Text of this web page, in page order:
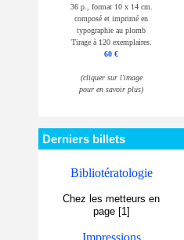
36 p., format 10 x 14 cm.
composé et imprimé en
typographie au plomb
Tirage à 120 exemplaires.
60 €
(cliquer sur l'image
pour en savoir plus)
Derniers billets
Bibliotératologie
Chez les metteurs en
page [1]
Impressions